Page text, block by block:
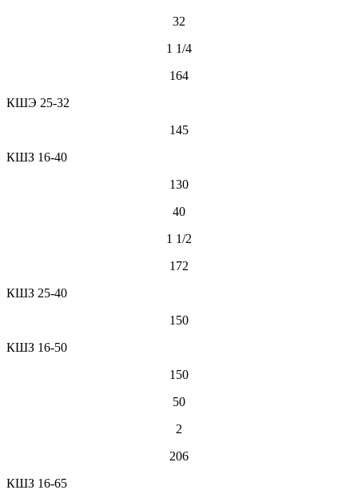
32
1 1/4
164
КШЭ 25-32
145
КШЗ 16-40
130
40
1 1/2
172
КШЗ 25-40
150
КШЗ 16-50
150
50
2
206
КШЗ 16-65